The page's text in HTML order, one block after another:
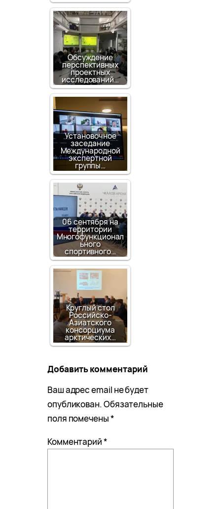
Обсуждение
перспективных
проектных
исследований…
Установочное
заседание
Международной
экспертной
группы…
06 сентября на
территории
Многофункционал
ьного
спортивного…
Круглый стол
Российско-
Азиатского
консорциума
арктических…
Добавить комментарий
Ваш адрес email не будет
опубликован.Обязательные
поля помечены*
Комментарий*